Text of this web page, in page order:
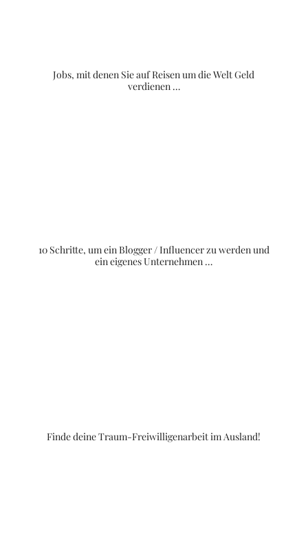
Jobs, mit denen Sie auf Reisen um die Welt Geld
verdienen …
10 Schritte, um ein Blogger / Influencer zu werden und
ein eigenes Unternehmen …
Finde deine Traum-Freiwilligenarbeit im Ausland!